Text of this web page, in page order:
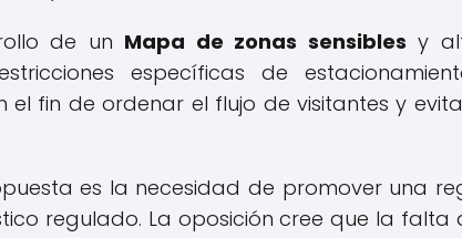
de un Mapa de zonas sensibles y
específicas de
fin de ordenar el flujo de visitantes y
es la necesidad de promover una
regulado. La oposición cree que la